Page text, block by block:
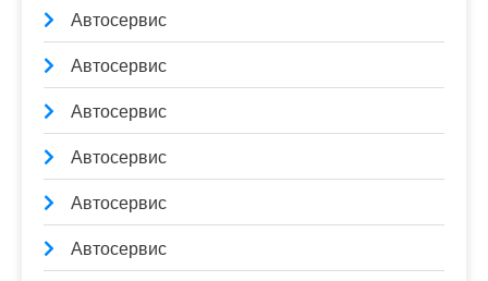
Автосервис
Автосервис
Автосервис
Автосервис
Автосервис
Автосервис